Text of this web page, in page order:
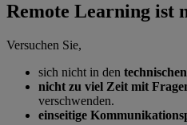
Remote Learning ist
Versuchen Sie,
sich nicht in den
nicht zu viel Zeit mit
verschwenden.
einseitige